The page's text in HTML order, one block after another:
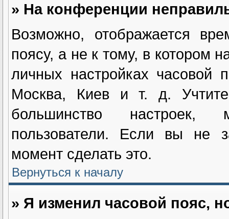
» На конференции
Возможно, отображается
поясу, а не к тому, в котором
личных настройках часовой
Москва, Киев и т. д.
большинство настроек,
пользователи. Если вы не
момент сделать это.
Вернуться к началу
» Я изменил часовой пояс,